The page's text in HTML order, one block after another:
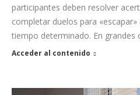
participantes deben resolver
completar duelos para
tiempo determinado. En grandes
Acceder al contenido